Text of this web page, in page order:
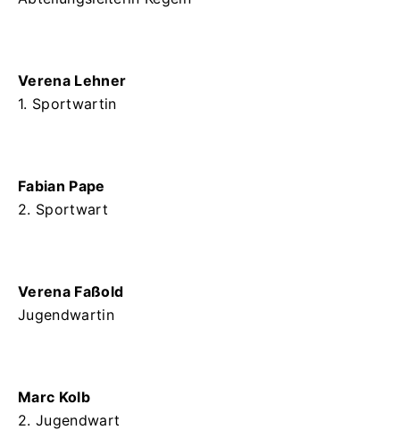
Verena Lehner
1. Sportwartin
Fabian Pape
2. Sportwart
Verena Faßold
Jugendwartin
Marc Kolb
2. Jugendwart